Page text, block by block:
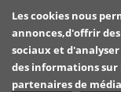
Skip to main content
Les cookies nous
annonces,d'offrir
sociaux et
des informations
partenaires de